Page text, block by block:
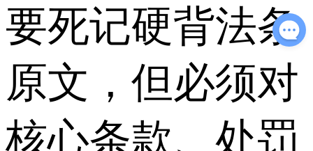
要死记硬背法条
原文，但必须对
核心条款、处罚